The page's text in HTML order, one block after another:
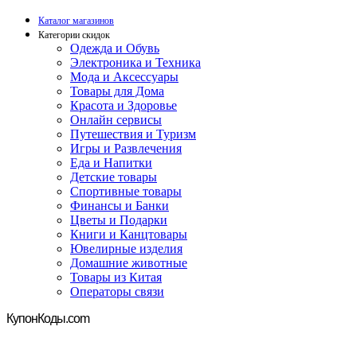
Каталог магазинов
Категории скидок
Одежда и Обувь
Электроника и Техника
Мода и Аксессуары
Товары для Дома
Красота и Здоровье
Онлайн сервисы
Путешествия и Туризм
Игры и Развлечения
Еда и Напитки
Детские товары
Спортивные товары
Финансы и Банки
Цветы и Подарки
Книги и Канцтовары
Ювелирные изделия
Домашние животные
Товары из Китая
Операторы связи
КупонКоды.com